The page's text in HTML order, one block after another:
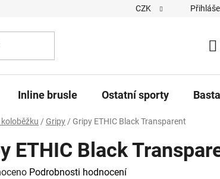
Cookies Kontakty
CZK
Inline brusle Ostatní sporty
koloběžku / Gripy / Gripy ETHIC Black Transparent
ETHIC Black
Podrobnosti hodnocení